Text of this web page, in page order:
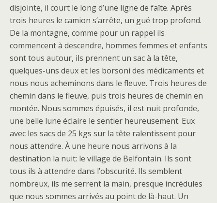
disjointe, il court le long d’une ligne de faîte. Après
trois heures le camion s’arrête, un gué trop profond.
De la montagne, comme pour un rappel ils
commencent à descendre, hommes femmes et enfants
sont tous autour, ils prennent un sac à la tête,
quelques-uns deux et les borsoni des médicaments et
nous nous acheminons dans le fleuve. Trois heures de
chemin dans le fleuve, puis trois heures de chemin en
montée. Nous sommes épuisés, il est nuit profonde,
une belle lune éclaire le sentier heureusement. Eux
avec les sacs de 25 kgs sur la tête ralentissent pour
nous attendre. À une heure nous arrivons à la
destination la nuit: le village de Belfontain. Ils sont
tous ils à attendre dans l’obscurité. Ils semblent
nombreux, ils me serrent la main, presque incrédules
que nous sommes arrivés au point de là-haut. Un